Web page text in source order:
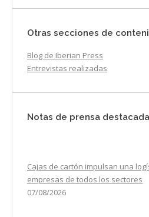
Otras secciones de
Blog de Iberian Press
Entrevistas realizadas
Notas de prensa
Cajas de cartón impulsan una
empresas de todos los sectores
07/08/2026